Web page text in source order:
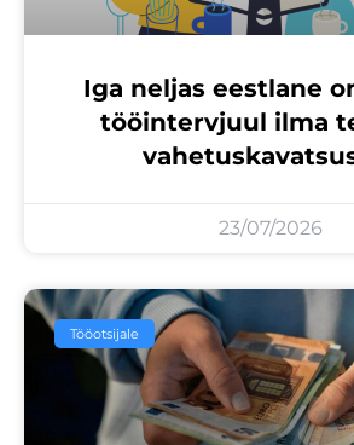
Iga neljas eestlane
tööintervjuul ilma
23/07/2026
Tööotsijale